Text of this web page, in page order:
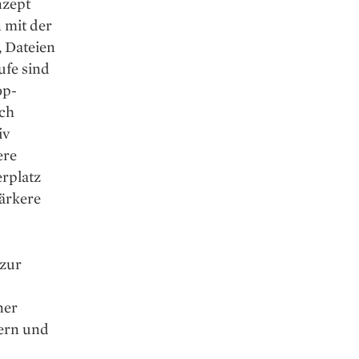
mit der
Dateien
sind
und